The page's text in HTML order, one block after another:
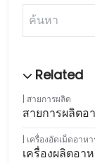
สายการผลิต
สายการผลิตอ
เครื่องอัดเม็ดอาห
เครื่องผลิตอา